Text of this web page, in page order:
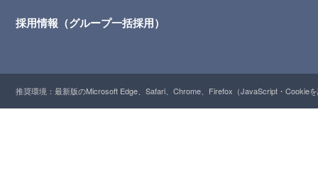
採用情報（グループ一括採用）
推奨環境：最新版のMicrosoft Edge、Safari、Chrome、Firefox（JavaScript・Cookie